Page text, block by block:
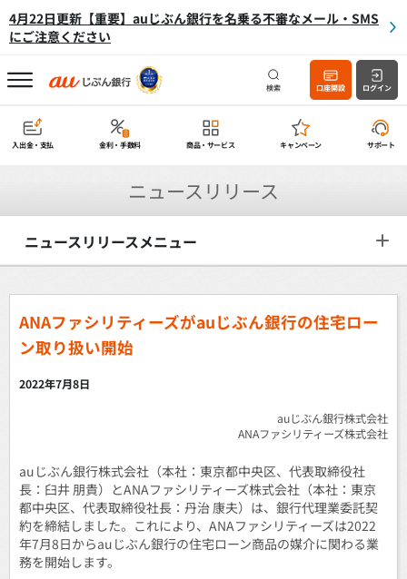
4月22日更新【重要】auじぶん銀行を名乗る不審なメール・SMS
にご注意ください
検索 口座開設 ログイン
入出金・支払 金利・手数料 商品・サービス キャンペーン サポート
ニュースリリース
ニュースリリースメニュー
ANAファシリティーズがauじぶん銀行の住宅ロー
ン取り扱い開始
2022年7月8日
auじぶん銀行株式会社
ANAファシリティーズ株式会社
auじぶん銀行株式会社（本社：東京都中央区、代表取締役社
長：臼井 朋貴）とANAファシリティーズ株式会社（本社：東京
都中央区、代表取締役社長：丹治 康夫）は、銀行代理業委託契
約を締結しました。これにより、ANAファシリティーズは2022
年7月8日からauじぶん銀行の住宅ローン商品の媒介に関わる業
務を開始します。